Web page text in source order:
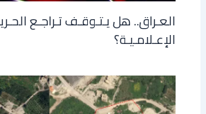
العـراق.. هل يـتـوقـف تـراجـع
الإعـلامـيـة؟